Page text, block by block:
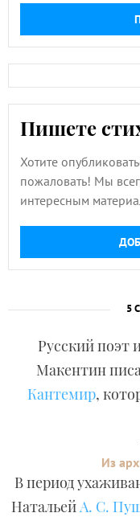
Пишете
Хотите
пожаловать! Мы
интересным
5
Русский поэт
Макентин
Кантемир,
Из
В период
НатальейА. С.